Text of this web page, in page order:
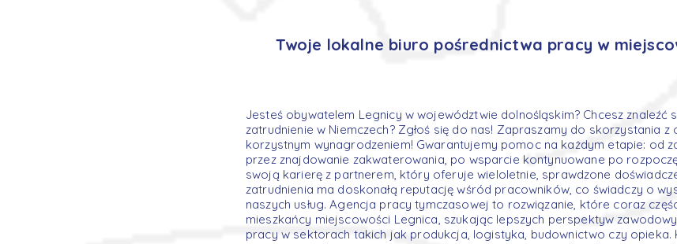
Twoje lokalne biuro pośrednictwa pracy w
Jesteś obywatelem Legnicy w województwie dolnośląskim? Chcesz znaleźć
zatrudnienie w Niemczech? Zgłoś się do nas! Zapraszamy do skorzystania
korzystnym wynagrodzeniem! Gwarantujemy pomoc na każdym etapie: od
przez znajdowanie zakwaterowania, po wsparcie kontynuowane po
swoją karierę z partnerem, który oferuje wieloletnie, sprawdzone
zatrudnienia ma doskonałą reputację wśród pracowników, co świadczy o
naszych usług. Agencja pracy tymczasowej to rozwiązanie, które coraz
mieszkańcy miejscowości Legnica, szukając lepszych perspektyw
pracy w sektorach takich jak produkcja, logistyka, budownictwo czy opieka.